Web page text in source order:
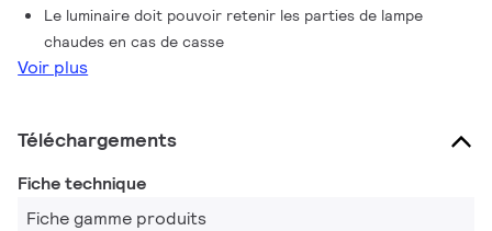
Le luminaire doit pouvoir retenir les parties de lampe
chaudes en cas de casse
Voir plus
Téléchargements
Fiche technique
Fiche gamme produits